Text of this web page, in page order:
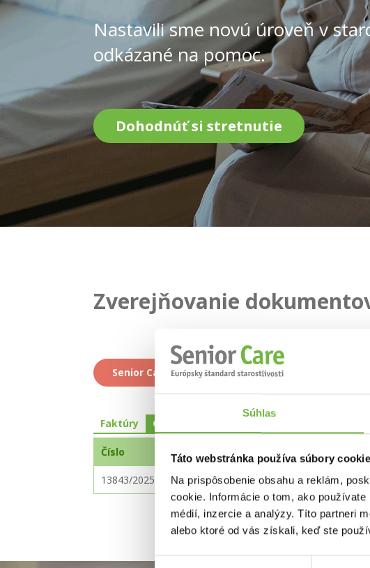
Súhlas
Táto webstránka používa súbory
Na prispôsobenie obsahu a reklám,
cookie. Informácie o tom, ako
médií, inzercie a analýzy. Títo partneri
alebo ktoré od vás získali, keď ste
Výber
Nastavili sme novú úroveň v
odkázané na pomoc.
Dohodnúť si stretnutie
Zverejňovanie
Senior Care Kaskády Senior Care Galenia
Faktúry Objednávky
Číslo Názov
13843/2025-M Objednávka nočných stolíkov